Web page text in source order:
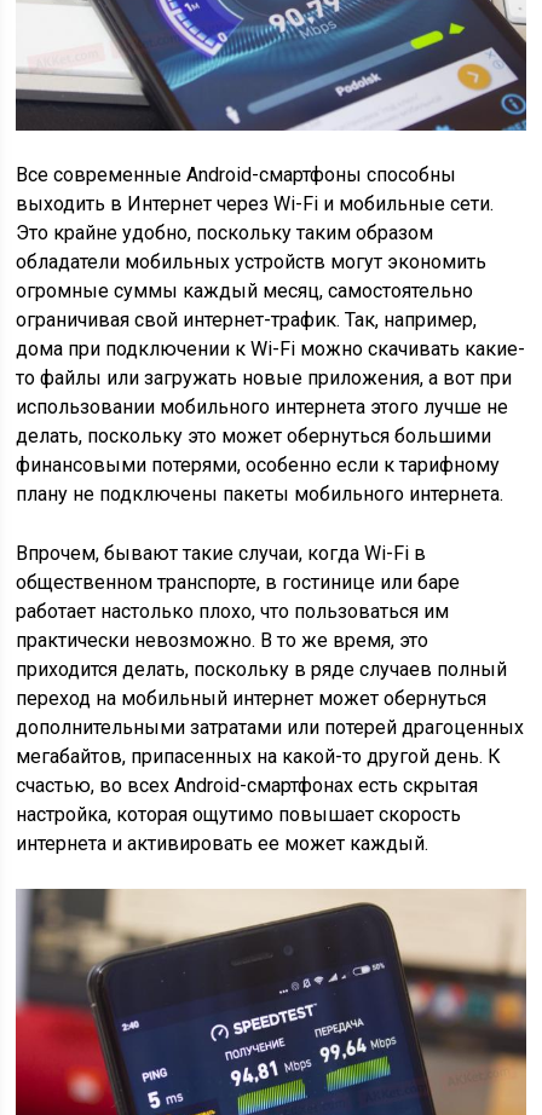
Все современные Android-смартфоны способны
выходить в Интернет через Wi-Fi и мобильные сети.
Это крайне удобно, поскольку таким образом
обладатели мобильных устройств могут экономить
огромные суммы каждый месяц, самостоятельно
ограничивая свой интернет-трафик. Так, например,
дома при подключении к Wi-Fi можно скачивать какие-
то файлы или загружать новые приложения, а вот при
использовании мобильного интернета этого лучше не
делать, поскольку это может обернуться большими
финансовыми потерями, особенно если к тарифному
плану не подключены пакеты мобильного интернета.
Впрочем, бывают такие случаи, когда Wi-Fi в
общественном транспорте, в гостинице или баре
работает настолько плохо, что пользоваться им
практически невозможно. В то же время, это
приходится делать, поскольку в ряде случаев полный
переход на мобильный интернет может обернуться
дополнительными затратами или потерей драгоценных
мегабайтов, припасенных на какой-то другой день. К
счастью, во всех Android-смартфонах есть скрытая
настройка, которая ощутимо повышает скорость
интернета и активировать ее может каждый.